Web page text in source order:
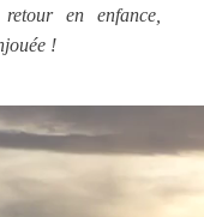
en enfance,
!